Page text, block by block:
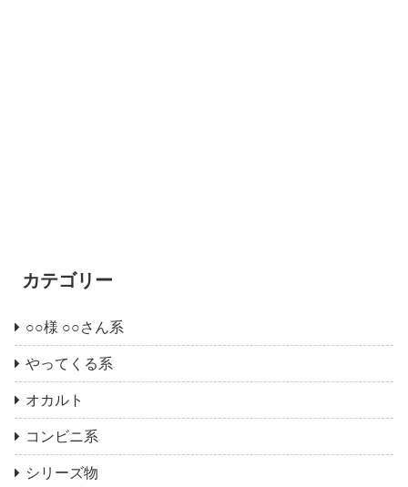
カテゴリー
○○様 ○○さん系
やってくる系
オカルト
コンビニ系
シリーズ物